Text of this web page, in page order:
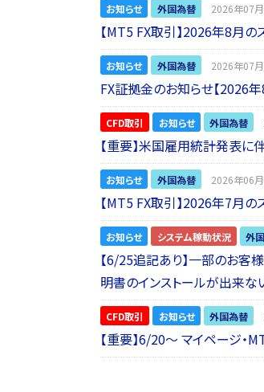
お知らせ 外国為替 2026年07
【MT5 FX取引】2026年8月
お知らせ 外国為替 2026年07
FX証拠金のお知らせ【2026
CFD取引 お知らせ 外国為替
【重要】米国雇用統計発表
お知らせ 外国為替 2026年06
【MT5 FX取引】2026年7月
お知らせ システム稼動状況 外
【6/25追記あり】一部のお客
明書のインストールが出来な
CFD取引 お知らせ 外国為替
【重要】6/20～ マイページ